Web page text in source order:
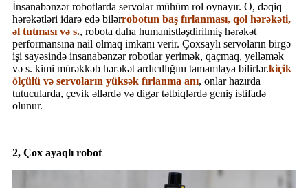
İnsanabənzər robotlarda servolar mühüm rol oynayır. O, dəqiq
hərəkətləri idarə edə bilərrobotun baş fırlanması, qol hərəkəti,
əl tutması və s., robota daha humanistləşdirilmiş hərəkət
performansına nail olmaq imkanı verir. Çoxsaylı servoların birgə
işi sayəsində insanabənzər robotlar yerimək, qaçmaq, yelləmək
və s. kimi mürəkkəb hərəkət ardıcıllığını tamamlaya bilirlər.kiçik
ölçülü və servoların yüksək fırlanma anı, onlar hazırda
tutucularda, çevik əllərdə və digər tətbiqlərdə geniş istifadə
olunur.
2, Çox ayaqlı robot